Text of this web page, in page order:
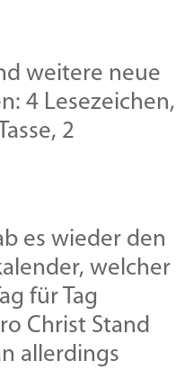
weitere neue
4 Lesezeichen,
2
es wieder den
welcher
für Tag
Christ Stand
allerdings